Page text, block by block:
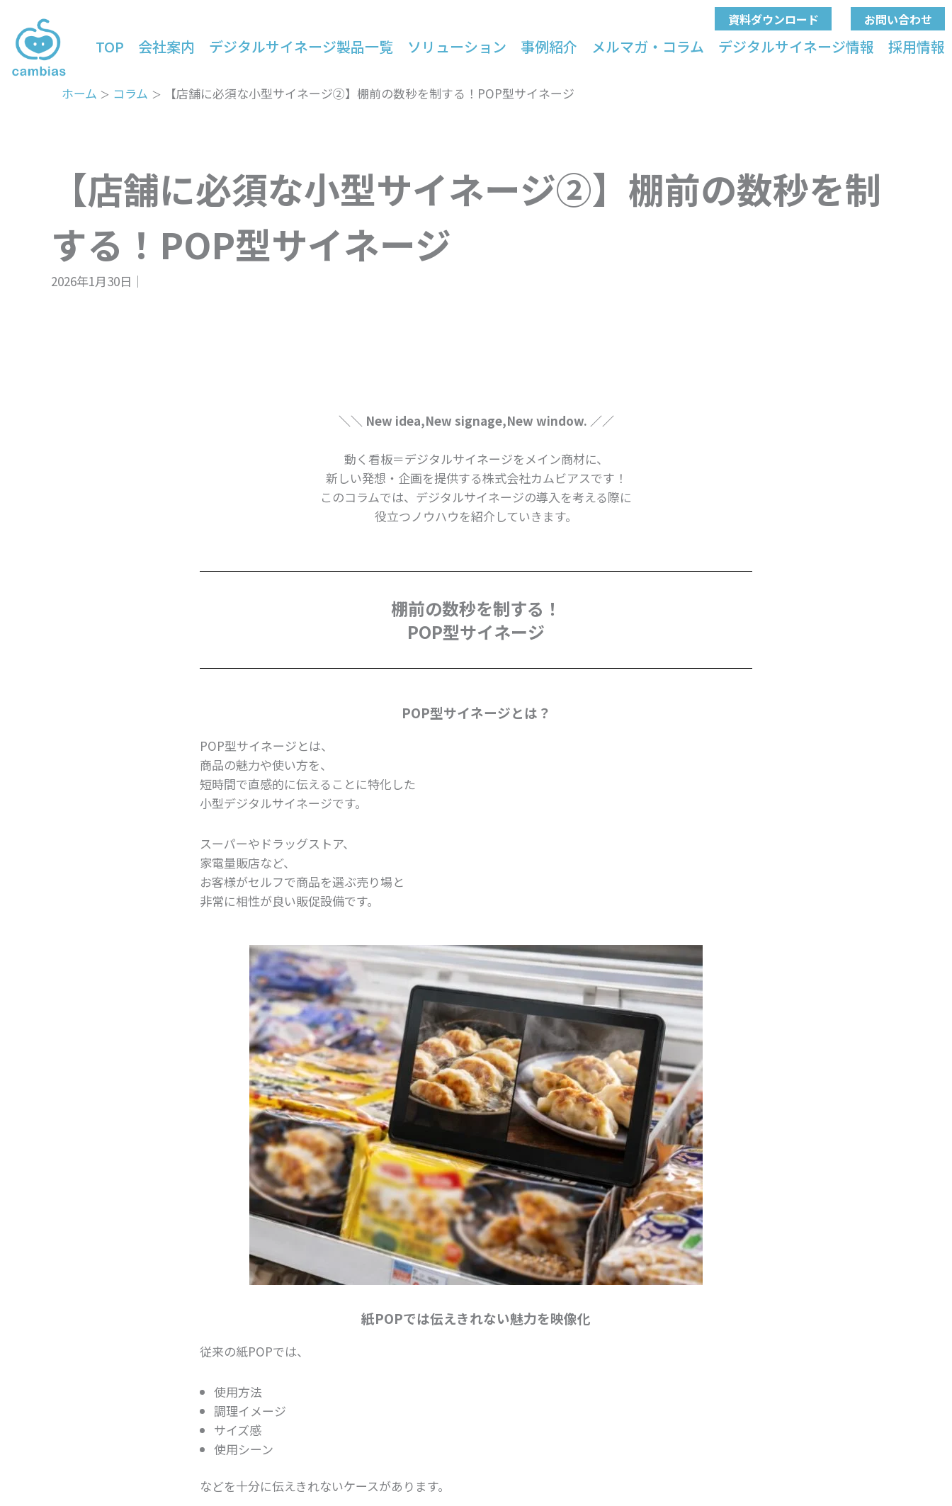
TOP 会社案内 デジタルサイネージ製品一覧 ソリューション 事例紹介 メルマガ・コラム デジタルサイネージ情報
資料ダウンロード
採用情報
お問い合わせ
ホーム コラム 【店舗に必須な小型サイネージ②】棚前の数秒を制する！POP型サイネージ
【店舗に必須な小型サイネージ②】棚前の数秒を制
する！POP型サイネージ
2026年1月30日│
＼＼ New idea,New signage,New window. ／／
動く看板＝デジタルサイネージをメイン商材に、
新しい発想・企画を提供する株式会社カムビアスです！
このコラムでは、デジタルサイネージの導入を考える際に
役立つノウハウを紹介していきます。
棚前の数秒を制する！
POP型サイネージ
POP型サイネージとは？
POP型サイネージとは、
商品の魅力や使い方を、
短時間で直感的に伝えることに特化した
小型デジタルサイネージです。
スーパーやドラッグストア、
家電量販店など、
お客様がセルフで商品を選ぶ売り場と
非常に相性が良い販促設備です。
紙POPでは伝えきれない魅力を映像化
従来の紙POPでは、
使用方法
調理イメージ
サイズ感
使用シーン
などを十分に伝えきれないケースがあります。